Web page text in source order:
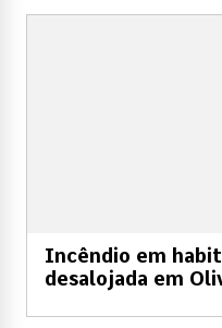
Incêndio em
desalojada em